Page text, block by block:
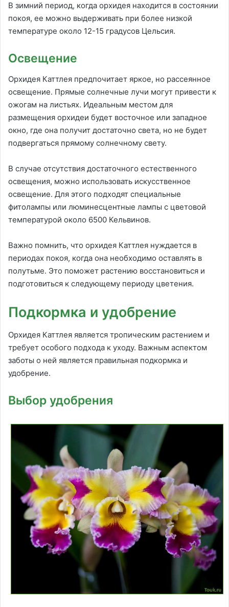
В зимний период, когда орхидея находится в состоянии
покоя, ее можно выдерживать при более низкой
температуре около 12-15 градусов Цельсия.
Освещение
Орхидея Каттлея предпочитает яркое, но рассеянное
освещение. Прямые солнечные лучи могут привести к
ожогам на листьях. Идеальным местом для
размещения орхидеи будет восточное или западное
окно, где она получит достаточно света, но не будет
подвергаться прямому солнечному свету.
В случае отсутствия достаточного естественного
освещения, можно использовать искусственное
освещение. Для этого подходят специальные
фитолампы или люминесцентные лампы с цветовой
температурой около 6500 Кельвинов.
Важно помнить, что орхидея Каттлея нуждается в
периодах покоя, когда она необходимо оставлять в
полутьме. Это поможет растению восстановиться и
подготовиться к следующему периоду цветения.
Подкормка и удобрение
Орхидея Каттлея является тропическим растением и
требует особого подхода к уходу. Важным аспектом
заботы о ней является правильная подкормка и
удобрение.
Выбор удобрения